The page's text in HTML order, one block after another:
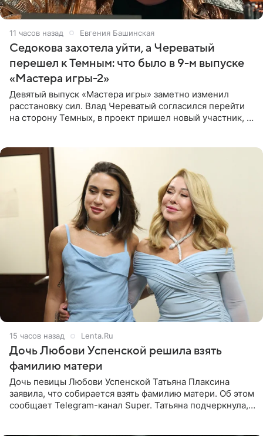
11 часов назад Евгения Башинская
Седокова захотела уйти, а Череватый
перешел к Темным: что было в 9-м выпуске
«Мастера игры-2»
Девятый выпуск «Мастера игры» заметно изменил
расстановку сил. Влад Череватый согласился перейти
на сторону Темных, в проект пришел новый участник, а
15 часов назад Lenta.Ru
Дочь Любови Успенской решила взять
фамилию матери
Дочь певицы Любови Успенской Татьяна Плаксина
заявила, что собирается взять фамилию матери. Об этом
сообщает Telegram-канал Super. Татьяна подчеркнула,